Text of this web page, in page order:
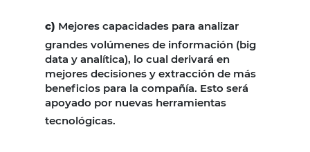
c) Mejores capacidades para analizar
grandes volúmenes de información (big
data y analítica), lo cual derivará en
mejores decisiones y extracción de más
beneficios para la compañía. Esto será
apoyado por nuevas herramientas
tecnológicas.